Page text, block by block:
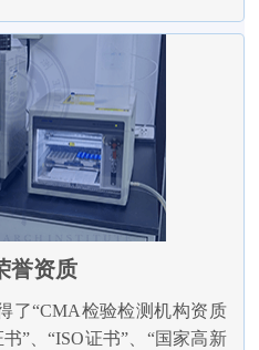
誉资质
了“CMA检验检测机构资质
”、“ISO证书”、“国家高新